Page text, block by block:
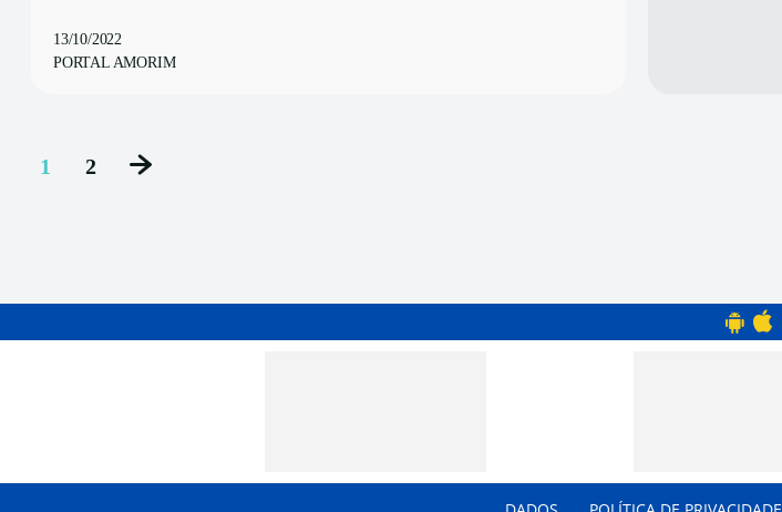
13/10/2022
PORTAL AMORIM
1 2